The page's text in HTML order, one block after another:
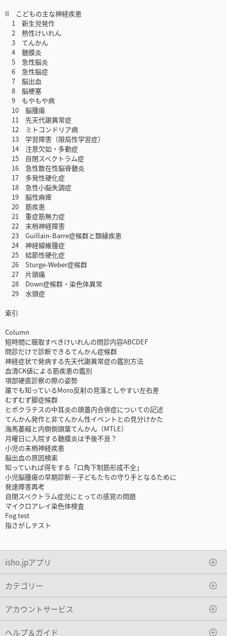
II こどもの主な神経疾患
1 新生児発作
2 熱性けいれん
3 てんかん
4 髄膜炎
5 急性脳炎
6 急性脳症
7 脳出血
8 脳梗塞
9 もやもや病
10 脳腫瘍
11 先天代謝異常症
12 ミトコンドリア病
13 学習障害（限局性学習症）
14 注意欠如・多動症
15 自閉スペクトラム症
16 急性散在性脳脊髄炎
17 多発性硬化症
18 急性小脳失調症
19 脳性麻痺
20 筋疾患
21 重症筋無力症
22 末梢神経障害
23 Guillain-Barre症候群と類縁疾患
24 神経線維腫症
25 結節性硬化症
26 Sturge-Weber症候群
27 片頭痛
28 Down症候群・染色体異常
29 水頭症
索引
Column
短時間に聴取すべきけいれんの問診内容ABCDEF
問診だけで診断できるてんかん症候群
神経症状で発病する先天代謝異常症の鑑別方法
血清CK値による筋疾患の鑑別
項部硬直診察の際の姿勢
誰でも知っているMoro反射の見落としやすい左右差
むずむず脚症候群
ヒポクラテスの中耳炎の頭蓋内合併症についての記述
てんかん発作と非てんかん性イベントとの見分けかた
海馬萎縮と内側側頭葉てんかん（MTLE）
月曜日に入院する髄膜炎は予後不良？
小児の末梢神経疾患
脳出血の原因検索
知っていれば得をする「口角下制筋形成不全」
小児脳腫瘍の早期診断－子どもたちの守り手となるために
発達障害再考
自閉スペクトラム症児にとっての感覚の問題
マイクロアレイ染色体検査
Fog test
指さがしテスト
isho.jpアプリ
カテゴリー
アカウントサービス
ヘルプ＆ガイド